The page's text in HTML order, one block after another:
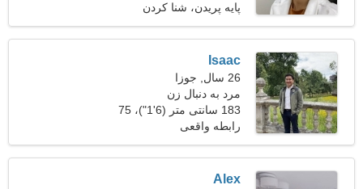
پایه پریدن، شنا كردن
Isaac
26 سال, جوزا
مرد به دنبال زن
183 سانتی متر (6'1")، 75
کیلوگرم (165 پوند)
رابطه واقعی
Alex